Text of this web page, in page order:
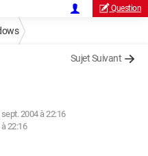
Question
Sujet Suivant
2004 à 22:16
22:16